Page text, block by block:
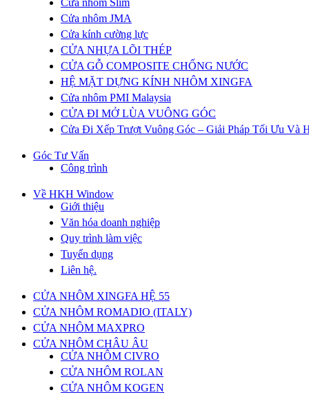
Cửa nhôm Slim
Cửa nhôm JMA
Cửa kính cường lực
CỬA NHỰA LÕI THÉP
CỬA GỖ COMPOSITE CHỐNG NƯỚC
HỆ MẶT DỰNG KÍNH NHÔM XINGFA
Cửa nhôm PMI Malaysia
CỬA ĐI MỞ LÙA VUÔNG GÓC
Cửa Đi Xếp Trượt Vuông Góc – Giải Pháp Tối Ưu Và
Góc Tư Vấn
Công trình
Về HKH Window
Giới thiệu
Văn hóa doanh nghiệp
Quy trình làm việc
Tuyển dụng
Liên hệ.
CỬA NHÔM XINGFA HỆ 55
CỬA NHÔM ROMADIO (ITALY)
CỬA NHÔM MAXPRO
CỬA NHÔM CHÂU ÂU
CỬA NHÔM CIVRO
CỬA NHÔM ROLAN
CỬA NHÔM KOGEN